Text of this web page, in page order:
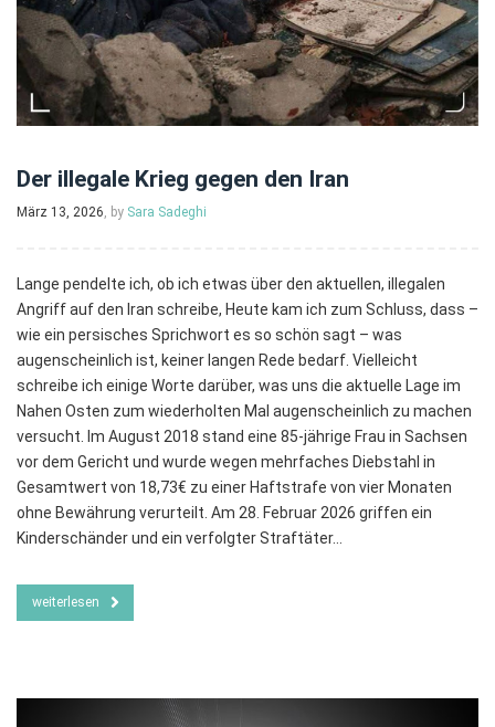
Der illegale Krieg gegen den Iran
März 13, 2026, by Sara Sadeghi
Lange pendelte ich, ob ich etwas über den aktuellen, illegalen
Angriff auf den Iran schreibe, Heute kam ich zum Schluss, dass –
wie ein persisches Sprichwort es so schön sagt – was
augenscheinlich ist, keiner langen Rede bedarf. Vielleicht
schreibe ich einige Worte darüber, was uns die aktuelle Lage im
Nahen Osten zum wiederholten Mal augenscheinlich zu machen
versucht. Im August 2018 stand eine 85-jährige Frau in Sachsen
vor dem Gericht und wurde wegen mehrfaches Diebstahl in
Gesamtwert von 18,73€ zu einer Haftstrafe von vier Monaten
ohne Bewährung verurteilt. Am 28. Februar 2026 griffen ein
Kinderschänder und ein verfolgter Straftäter…
weiterlesen